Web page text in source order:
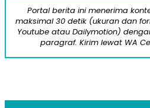
Portal berita ini menerima
maksimal 30 detik (ukuran dan
Youtube atau Dailymotion)
paragraf. Kirim lewat WA